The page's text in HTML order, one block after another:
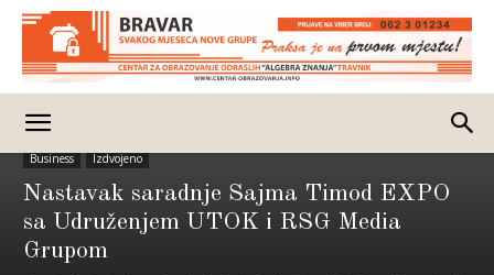
Business Izdvojeno
Nastavak saradnje Sajma Timod EXPO
sa Udruženjem UTOK i RSG Media
Grupom